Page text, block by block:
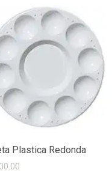
Plastica Redonda